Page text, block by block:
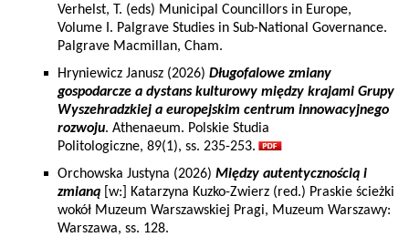
Verhelst, T. (eds) Municipal Councillors in Europe,
Volume I. Palgrave Studies in Sub-National Governance.
Palgrave Macmillan, Cham.
Hryniewicz Janusz (2026) Długofalowe zmiany
gospodarcze a dystans kulturowy między krajami Grupy
Wyszehradzkiej a europejskim centrum innowacyjnego
rozwoju. Athenaeum. Polskie Studia
Politologiczne, 89(1), ss. 235-253.
Orchowska Justyna (2026) Między autentycznością i
zmianą [w:] Katarzyna Kuzko-Zwierz (red.) Praskie ścieżki
wokół Muzeum Warszawskiej Pragi, Muzeum Warszawy:
Warszawa, ss. 128.